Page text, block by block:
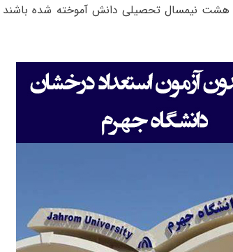
هشت نیمسال تحصیلی دانش آموخته شده باشند